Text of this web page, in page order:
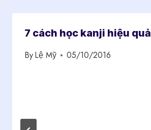
7 cách học kanji hiệu quả
ByLệ Mỹ 05/10/2016